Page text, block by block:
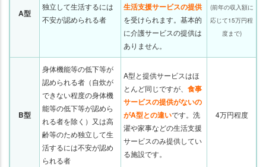
A型
独立して生活するには
不安が認められる者
生活支援サービスの提供
を受けられます。基本的
に介護サービスの提供は
ありません。
(前年の収入額に
応じて15万円程
度まで)
B型
身体機能等の低下等が
認められる者（自炊が
できない程度の身体機
能等の低下等が認めら
れる者を除く）又は高
齢等のため独立して生
活するには不安が認め
られる者
A型と提供サービスはほ
とんど同じですが、 食事
サービスの提供がないの
がA型との違いです。洗
濯や家事などの生活支援
サービスのみ提供してい
る施設です。
4万円程度